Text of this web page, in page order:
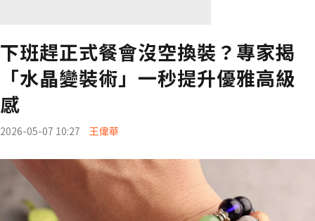
下班趕正式餐會沒空換裝？專家揭
「水晶變裝術」一秒提升優雅高級
感
2026-05-07 10:27 王偉華